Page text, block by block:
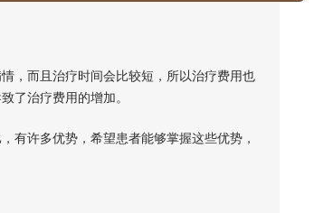
而且治疗时间会比较短，所以治疗费用也
了治疗费用的增加。
有许多优势，希望患者能够掌握这些优势，